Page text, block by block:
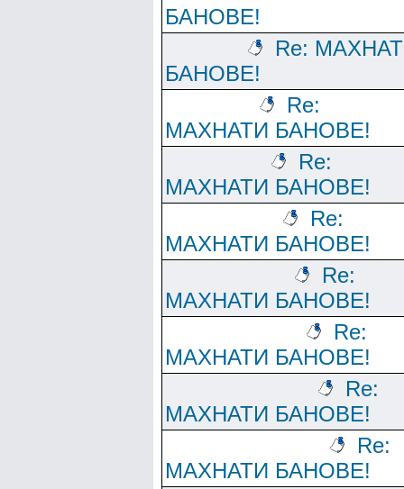
БАНОВЕ!
Re:
БАНОВЕ!
Re:
МАХНАТИ БАНОВЕ!
Re:
МАХНАТИ БАНОВЕ!
Re:
МАХНАТИ БАНОВЕ!
Re:
МАХНАТИ БАНОВЕ!
Re:
МАХНАТИ БАНОВЕ!
Re:
МАХНАТИ БАНОВЕ!
Re:
МАХНАТИ БАНОВЕ!